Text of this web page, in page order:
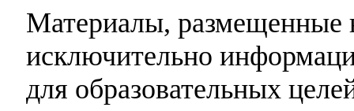
Материалы, размещенные
исключительно
для образовательных